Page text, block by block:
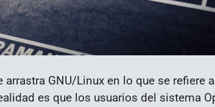
arrastra GNU/Linux en lo que se refiere
es que los usuarios del sistema